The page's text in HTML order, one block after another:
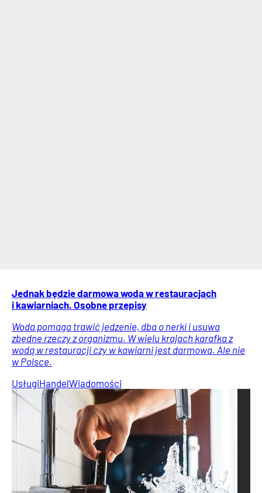
Jednak będzie darmowa woda w restauracjach
i kawiarniach. Osobne przepisy
Woda pomaga trawić jedzenie, dba o nerki i usuwa
zbędne rzeczy z organizmu. W wielu krajach karafka z
wodą w restauracji czy w kawiarni jest darmowa. Ale nie
w Polsce.
UsługiHandelWiadomości